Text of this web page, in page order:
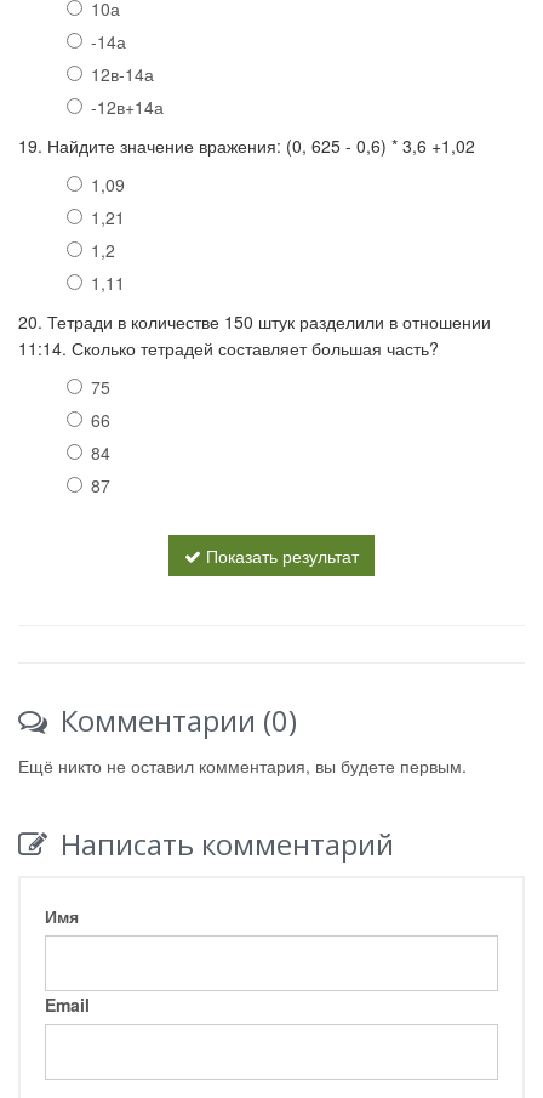
10а
-14а
12в-14а
-12в+14а
19. Найдите значение вражения: (0, 625 - 0,6) * 3,6 +1,02
1,09
1,21
1,2
1,11
20. Тетради в количестве 150 штук разделили в отношении
11:14. Сколько тетрадей составляет большая часть?
75
66
84
87
Показать результат
Комментарии (0)
Ещё никто не оставил комментария, вы будете первым.
Написать комментарий
Имя
Email